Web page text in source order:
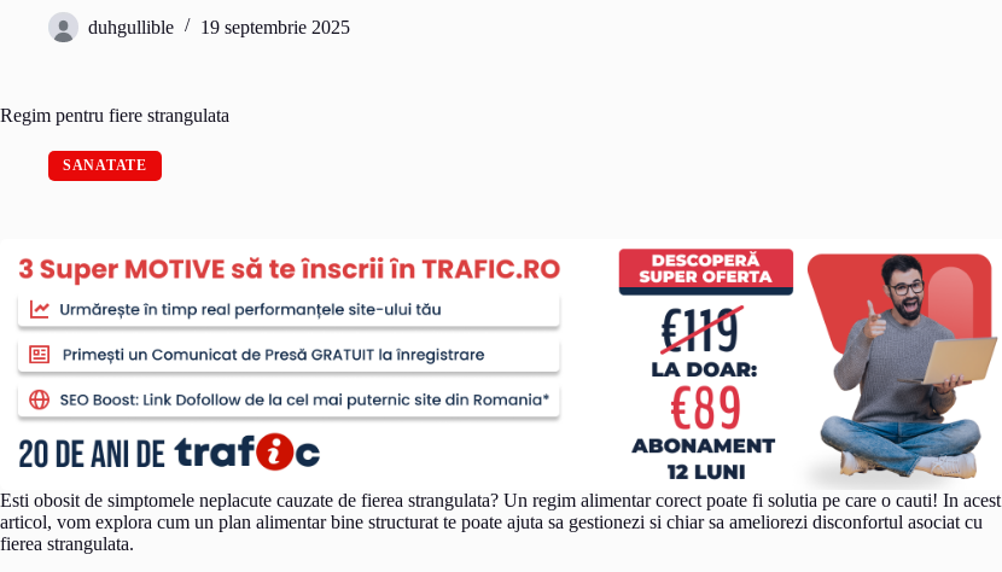
duhgullible 19 septembrie 2025
Regim pentru fiere strangulata
SANATATE
Esti obosit de simptomele neplacute cauzate de fierea strangulata? Un regim alimentar corect poate fi solutia pe care o cauti! In acest
articol, vom explora cum un plan alimentar bine structurat te poate ajuta sa gestionezi si chiar sa ameliorezi disconfortul asociat cu
fierea strangulata.